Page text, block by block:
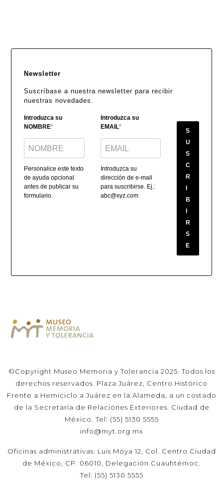
Newsletter
Suscríbase a nuestra newsletter para recibir
nuestras novedades.
Introduzca su
NOMBRE
Personalice este texto
de ayuda opcional
antes de publicar su
formulario.
Introduzca su
EMAIL
Introduzca su
dirección de e-mail
para suscribirse. Ej.:
abc@xyz.com
S
U
S
C
R
B
R
S
E
©Copyright Museo Memoria y Tolerancia 2025. Todos los
derechos reservados. Plaza Juárez, Centro Histórico
Frente a Hemiciclo a Juárez en la Alameda, a un costado
de la Secretaría de Relaciones Exteriores. Ciudad de
México. Tel: (55) 5130 5555
info@myt.org.mx
Oficinas administrativas: Luis Moya 12, Col. Centro Ciudad
de México, CP. 06010, Delegación Cuauhtémoc.
Tel: (55) 5130 5555